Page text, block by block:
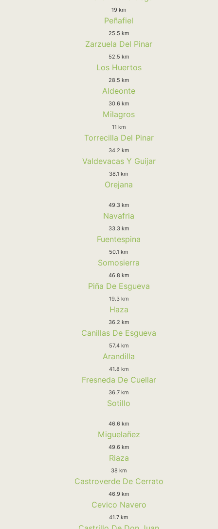
19 km
Peñafiel
25.5 km
Zarzuela Del Pinar
52.5 km
Los Huertos
28.5 km
Aldeonte
30.6 km
Milagros
11 km
Torrecilla Del Pinar
34.2 km
Valdevacas Y Guijar
38.1 km
Orejana
49.3 km
Navafria
33.3 km
Fuentespina
50.1 km
Somosierra
46.8 km
Piña De Esgueva
19.3 km
Haza
36.2 km
Canillas De Esgueva
57.4 km
Arandilla
41.8 km
Fresneda De Cuellar
36.7 km
Sotillo
46.6 km
Miguelañez
49.6 km
Riaza
38 km
Castroverde De Cerrato
46.9 km
Cevico Navero
41.7 km